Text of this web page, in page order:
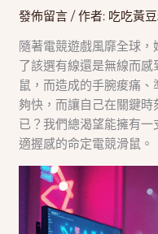
發佈留言 / 作者: 吃吃黃
隨著電競遊戲風靡全球
了該選有線還是無線而
鼠，而造成的手腕痠痛
夠快，而讓自己在關鍵
已？我們總渴望能擁有
適握感的命定電競滑鼠。